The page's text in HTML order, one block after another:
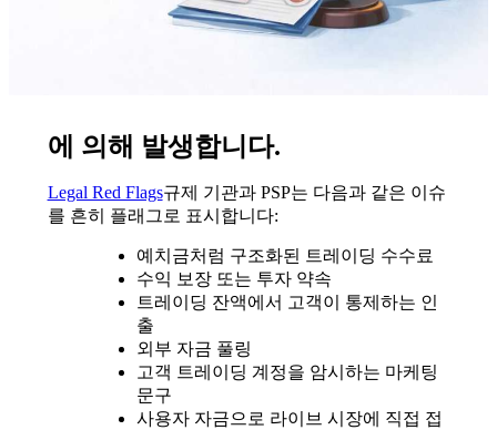
에 의해 발생합니다.
Legal Red Flags규제 기관과 PSP는 다음과 같은 이슈
를 흔히 플래그로 표시합니다:
예치금처럼 구조화된 트레이딩 수수료
수익 보장 또는 투자 약속
트레이딩 잔액에서 고객이 통제하는 인
출
외부 자금 풀링
고객 트레이딩 계정을 암시하는 마케팅
문구
사용자 자금으로 라이브 시장에 직접 접